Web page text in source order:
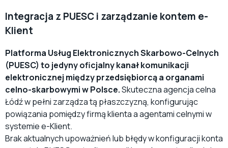
Integracja z PUESC i zarządzanie kontem e-
Klient
Platforma Usług Elektronicznych Skarbowo-Celnych
(PUESC) to jedyny oficjalny kanał komunikacji
elektronicznej między przedsiębiorcą a organami
celno-skarbowymi w Polsce.Skuteczna agencja celna
Łódź w pełni zarządza tą płaszczyzną, konfigurując
powiązania pomiędzy firmą klienta a agentami celnymi w
systemie e-Klient.
Brak aktualnych upoważnień lub błędy w konfiguracji konta